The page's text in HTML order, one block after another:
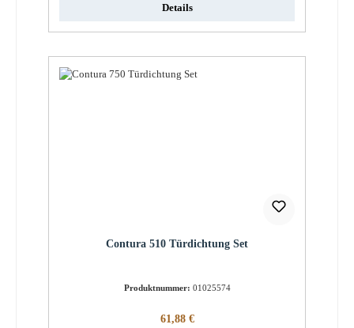
Details
Contura 510 Türdichtung Set
Produktnummer: 01025574
Regulärer Preis:
61,88 €